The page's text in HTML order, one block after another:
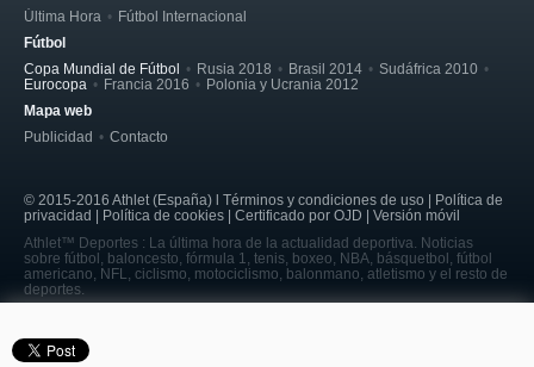
Última Hora
Fútbol Internacional
Fútbol
Copa Mundial de Fútbol
Rusia 2018 Brasil 2014
Sudáfrica 2010
Eurocopa
Francia 2016
Polonia y Ucrania 2012
Mapa web
Publicidad
Contacto
© 2015-2016 Athlet (España) l Términos y condiciones de uso | Política de
privacidad | Política de cookies | Certificado por OJD | Versión móvil
Athlet™ Deportes : La última hora de la actualidad deportiva. Noticias
sobre fútbol, baloncesto, fórmula 1, tenis, boxeo, NBA, básquetbol, fútbol
americano, NFL, ciclismo, motociclismo, balonmano, atletismo y el resto de
deportes.